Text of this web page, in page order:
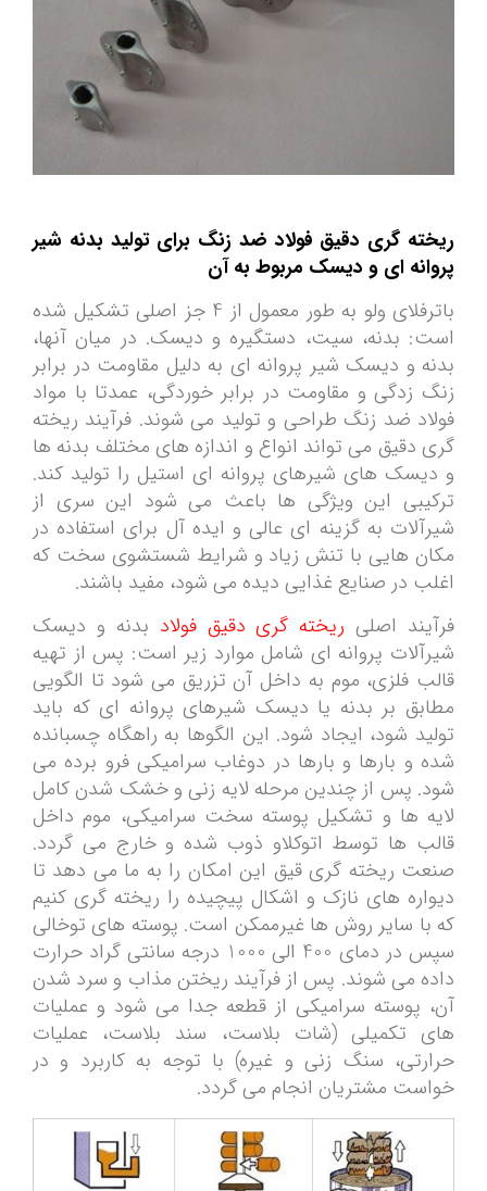
ریخته گری دقیق فولاد ضد زنگ برای تولید بدنه شیر
پروانه ای و دیسک مربوط به آن
باترفلای ولو به طور معمول از 4 جز اصلی تشکیل شده
است: بدنه، سیت، دستگیره و دیسک. در میان آنها،
بدنه و دیسک شیر پروانه ای به دلیل مقاومت در برابر
زنگ زدگی و مقاومت در برابر خوردگی، عمدتا با مواد
فولاد ضد زنگ طراحی و تولید می شوند. فرآیند ریخته
گری دقیق می تواند انواع و اندازه های مختلف بدنه ها
و دیسک های شیرهای پروانه ای استیل را تولید کند.
ترکیبی این ویژگی ها باعث می شود این سری از
شیرآلات به گزینه ای عالی و ایده آل برای استفاده در
مکان هایی با تنش زیاد و شرایط شستشوی سخت که
اغلب در صنایع غذایی دیده می شود، مفید باشند.
فرآیند اصلی ریخته گری دقیق فولاد بدنه و دیسک
شیرآلات پروانه ای شامل موارد زیر است: پس از تهیه
قالب فلزی، موم به داخل آن تزریق می شود تا الگویی
مطابق بر بدنه یا دیسک شیرهای پروانه ای که باید
تولید شود، ایجاد شود. این الگوها به راهگاه چسبانده
شده و بارها و بارها در دوغاب سرامیکی فرو برده می
شود. پس از چندین مرحله لایه زنی و خشک شدن کامل
لایه ها و تشکیل پوسته سخت سرامیکی، موم داخل
قالب ها توسط اتوکلاو ذوب شده و خارج می گردد.
صنعت ریخته گری قیق این امکان را به ما می دهد تا
دیواره های نازک و اشکال پیچیده را ریخته گری کنیم
که با سایر روش ها غیرممکن است. پوسته های توخالی
سپس در دمای 400 الی 1000 درجه سانتی گراد حرارت
داده می شوند. پس از فرآیند ریختن مذاب و سرد شدن
آن، پوسته سرامیکی از قطعه جدا می شود و عملیات
های تکمیلی (شات بلاست، سند بلاست، عملیات
حرارتی، سنگ زنی و غیره) با توجه به کاربرد و در
خواست مشتریان انجام می گردد.